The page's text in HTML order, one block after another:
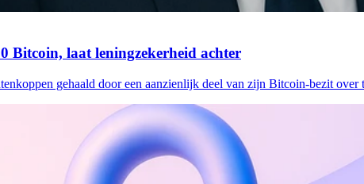
Bitcoin, laat leningzekerheid achter
gehaald door een aanzienlijk deel van zijn Bitcoin-bezit